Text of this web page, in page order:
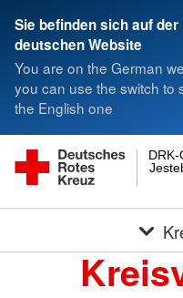
Sie befinden sich auf der
deutschen Website
You are on the German
you can use the switch to
the English one
DRK-